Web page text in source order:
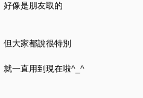
好像是朋友取的
但大家都說很特別
就一直用到現在啦^_^